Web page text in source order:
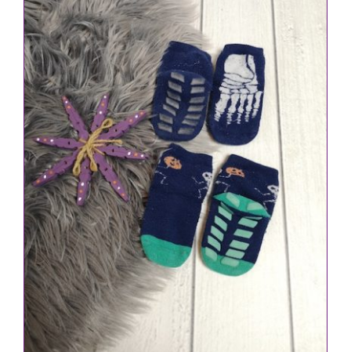
IN DEN WARENKORB DETAILS